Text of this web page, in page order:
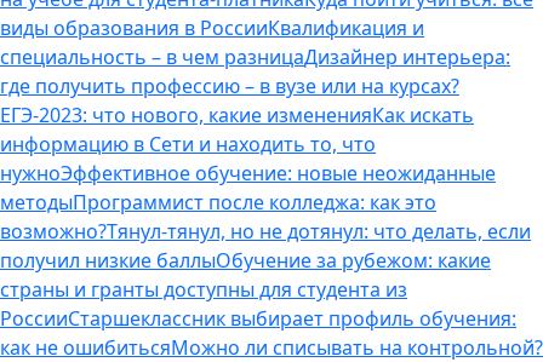
виды образования в РоссииКвалификация и
специальность – в чем разницаДизайнер интерьера:
где получить профессию – в вузе или на курсах?
ЕГЭ-2023: что нового, какие измененияКак искать
информацию в Сети и находить то, что
нужноЭффективное обучение: новые неожиданные
методыПрограммист после колледжа: как это
возможно?Тянул-тянул, но не дотянул: что делать, если
получил низкие баллыОбучение за рубежом: какие
страны и гранты доступны для студента из
РоссииСтаршеклассник выбирает профиль обучения:
как не ошибитьсяМожно ли списывать на контрольной?